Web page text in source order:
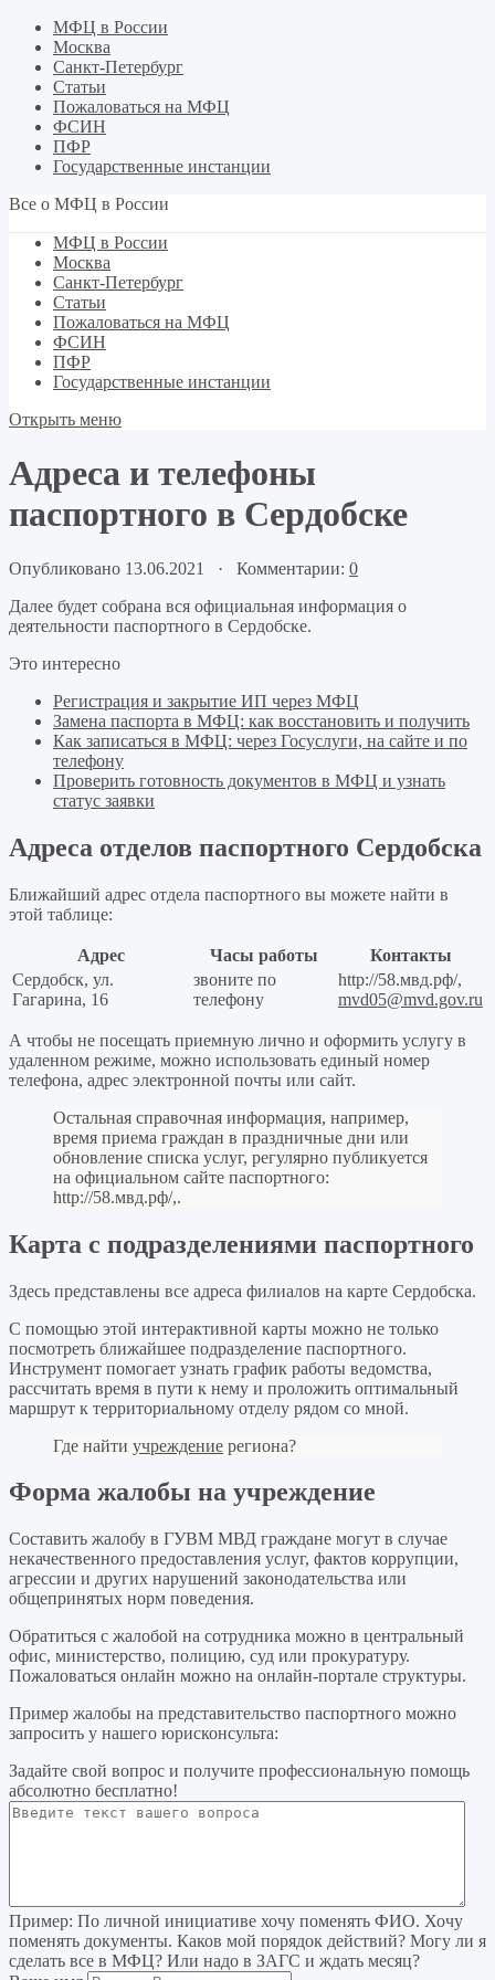
МФЦ в России
Москва
Санкт-Петербург
Статьи
Пожаловаться на МФЦ
ФСИН
ПФР
Государственные инстанции
Все о МФЦ в России
МФЦ в России
Москва
Санкт-Петербург
Статьи
Пожаловаться на МФЦ
ФСИН
ПФР
Государственные инстанции
Открыть меню
Адреса и телефоны
паспортного в Сердобске
Опубликовано 13.06.2021 · Комментарии: 0
Далее будет собрана вся официальная информация о
деятельности паспортного в Сердобске.
Это интересно
Регистрация и закрытие ИП через МФЦ
Замена паспорта в МФЦ: как восстановить и получить
Как записаться в МФЦ: через Госуслуги, на сайте и по
телефону
Проверить готовность документов в МФЦ и узнать
статус заявки
Адреса отделов паспортного Сердобска
Ближайший адрес отдела паспортного вы можете найти в
этой таблице:
Адрес Часы работы
Контакты
Сердобск, ул.
Гагарина, 16
звоните по
телефону
http://58.мвд.рф/,
mvd05@mvd.gov.ru
А чтобы не посещать приемную лично и оформить услугу в
удаленном режиме, можно использовать единый номер
телефона, адрес электронной почты или сайт.
Остальная справочная информация, например,
время приема граждан в праздничные дни или
обновление списка услуг, регулярно публикуется
на официальном сайте паспортного:
http://58.мвд.рф/,.
Карта с подразделениями паспортного
Здесь представлены все адреса филиалов на карте Сердобска.
С помощью этой интерактивной карты можно не только
посмотреть ближайшее подразделение паспортного.
Инструмент помогает узнать график работы ведомства,
рассчитать время в пути к нему и проложить оптимальный
маршрут к территориальному отделу рядом со мной.
Где найти учреждение региона?
Форма жалобы на учреждение
Составить жалобу в ГУВМ МВД граждане могут в случае
некачественного предоставления услуг, фактов коррупции,
агрессии и других нарушений законодательства или
общепринятых норм поведения.
Обратиться с жалобой на сотрудника можно в центральный
офис, министерство, полицию, суд или прокуратуру.
Пожаловаться онлайн можно на онлайн-портале структуры.
Пример жалобы на представительство паспортного можно
запросить у нашего юрисконсульта:
Задайте свой вопрос и получите профессиональную помощь
абсолютно бесплатно!
Пример: По личной инициативе хочу поменять ФИО. Хочу
поменять документы. Каков мой порядок действий? Могу ли я
сделать все в МФЦ? Или надо в ЗАГС и ждать месяц?